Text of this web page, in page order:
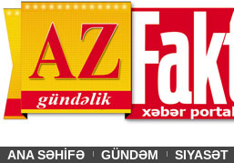
ANA SƏHİFƏ GÜNDƏM SIYASƏT